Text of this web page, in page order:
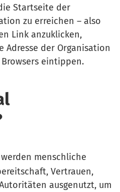
Startseite der
zu erreichen – also
Link anzuklicken,
Adresse der Organisation
eintippen.
werden menschliche
Vertrauen,
ausgenutzt, um